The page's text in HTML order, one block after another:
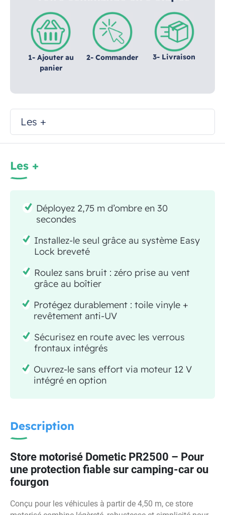
1- Ajouter au
panier
2- Commander 3- Livraison
Les +
Les +
Déployez 2,75 m d’ombre en 30
secondes
Installez-le seul grâce au système Easy
Lock breveté
Roulez sans bruit : zéro prise au vent
grâce au boîtier
Protégez durablement : toile vinyle +
revêtement anti-UV
Sécurisez en route avec les verrous
frontaux intégrés
Ouvrez-le sans effort via moteur 12 V
intégré en option
Description
Store motorisé Dometic PR2500 – Pour
une protection fiable sur camping-car ou
fourgon
Conçu pour les véhicules à partir de 4,50 m, ce store